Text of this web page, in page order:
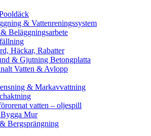
& Vattenreningssystem
Beläggningsarbete
Häckar, Rabatter
& Gjutning Betongplatta
Vatten & Avlopp
& Markavvattning
vatten – oljespill
Mur
Bergsprängning